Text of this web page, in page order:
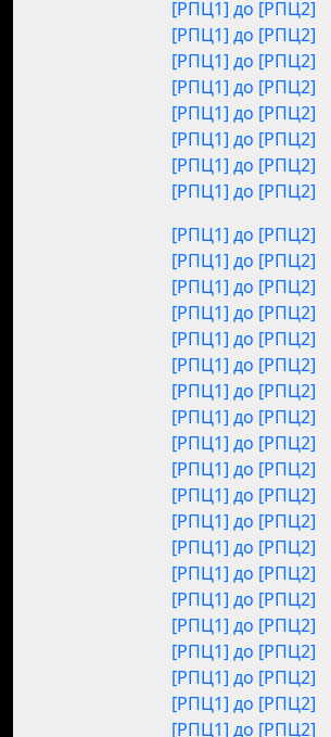
[РПЦ1] до [РПЦ2]
[РПЦ1] до [РПЦ2]
[РПЦ1] до [РПЦ2]
[РПЦ1] до [РПЦ2]
[РПЦ1] до [РПЦ2]
[РПЦ1] до [РПЦ2]
[РПЦ1] до [РПЦ2]
[РПЦ1] до [РПЦ2]
[РПЦ1] до [РПЦ2]
[РПЦ1] до [РПЦ2]
[РПЦ1] до [РПЦ2]
[РПЦ1] до [РПЦ2]
[РПЦ1] до [РПЦ2]
[РПЦ1] до [РПЦ2]
[РПЦ1] до [РПЦ2]
[РПЦ1] до [РПЦ2]
[РПЦ1] до [РПЦ2]
[РПЦ1] до [РПЦ2]
[РПЦ1] до [РПЦ2]
[РПЦ1] до [РПЦ2]
[РПЦ1] до [РПЦ2]
[РПЦ1] до [РПЦ2]
[РПЦ1] до [РПЦ2]
[РПЦ1] до [РПЦ2]
[РПЦ1] до [РПЦ2]
[РПЦ1] до [РПЦ2]
[РПЦ1] до [РПЦ2]
[РПЦ1] до [РПЦ2]